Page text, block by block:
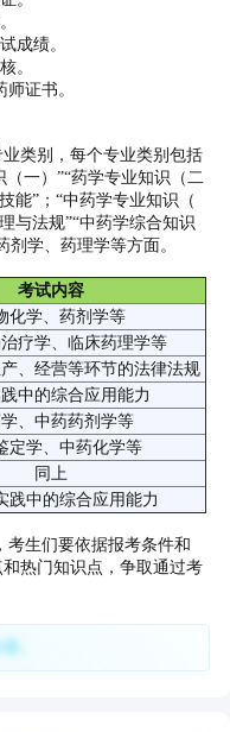
成绩。
。
证书。
类别，每个专业类别包括
一）”“药学专业知识（二
能”；“中药学专业知识（
与法规”“中药学综合知识
学、药理学等方面。
考试内容
化学、药剂学等
疗学、临床药理学等
、经营等环节的法律法规
中的综合应用能力
、中药药剂学等
定学、中药化学等
同上
践中的综合应用能力
考生们要依据报考条件和
热门知识点，争取通过考
。